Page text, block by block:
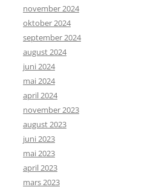
november 2024
oktober 2024
september 2024
august 2024
juni 2024
mai 2024
april 2024
november 2023
august 2023
juni 2023
mai 2023
april 2023
mars 2023